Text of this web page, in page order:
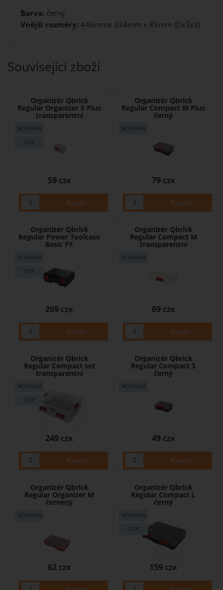
Barva: černý
Vnější rozměry: 446mmx 334mm x 85mm (DxŠxV)
Související zboží
Organizér Qbrick
Regular Organizer S Plus
transparentní
59 CZK
Organizér Qbrick
Regular Compact M Plus
černý
79 CZK
Organizér Qbrick
Regular Power Toolcase
Basic PF
269 CZK
Organizér Qbrick
Regular Compact M
transparentní
69 CZK
Organizér Qbrick
Regular Compact set
transparentní
249 CZK
Organizér Qbrick
Regular Compact S
černý
49 CZK
Organizér Qbrick
Regular Organizer M
červený
62 CZK
Organizér Qbrick
Regular Compact L
černý
159 CZK